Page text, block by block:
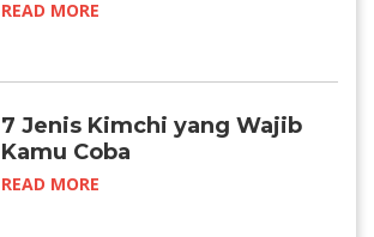
READ MORE
7 Jenis Kimchi yang Wajib
Kamu Coba
READ MORE